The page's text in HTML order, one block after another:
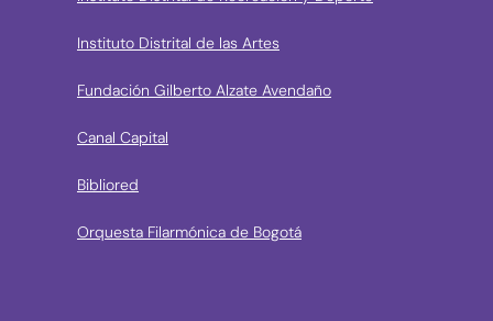
Instituto Distrital de las Artes
Fundación Gilberto Alzate Avendaño
Canal Capital
Bibliored
Orquesta Filarmónica de Bogotá